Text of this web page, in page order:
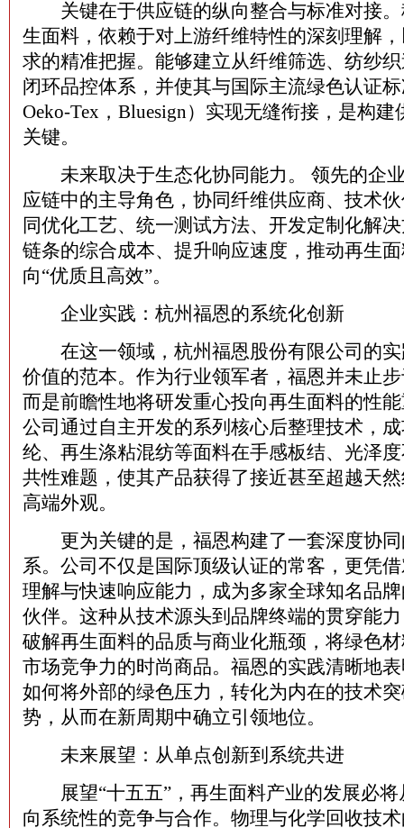
关键在于供应链的纵向整合与标准对接。
生面料，依赖于对上游纤维特性的深刻理解
求的精准把握。能够建立从纤维筛选、纺纱
闭环品控体系，并使其与国际主流绿色认证
Oeko-Tex，Bluesign）实现无缝衔接，是构
关键。
未来取决于生态化协同能力。 领先的企
应链中的主导角色，协同纤维供应商、技术
同优化工艺、统一测试方法、开发定制化解
链条的综合成本、提升响应速度，推动再生面
向“优质且高效”。
企业实践：杭州福恩的系统化创新
在这一领域，杭州福恩股份有限公司的实
价值的范本。作为行业领军者，福恩并未止
而是前瞻性地将研发重心投向再生面料的性
公司通过自主开发的系列核心后整理技术，
纶、再生涤粘混纺等面料在手感板结、光泽
共性难题，使其产品获得了接近甚至超越天
高端外观。
更为关键的是，福恩构建了一套深度协同
系。公司不仅是国际顶级认证的常客，更凭
理解与快速响应能力，成为多家全球知名品
伙伴。这种从技术源头到品牌终端的贯穿能
破解再生面料的品质与商业化瓶颈，将绿色
市场竞争力的时尚商品。福恩的实践清晰地
如何将外部的绿色压力，转化为内在的技术
势，从而在新周期中确立引领地位。
未来展望：从单点创新到系统共进
展望“十五五”，再生面料产业的发展必将
向系统性的竞争与合作。物理与化学回收技